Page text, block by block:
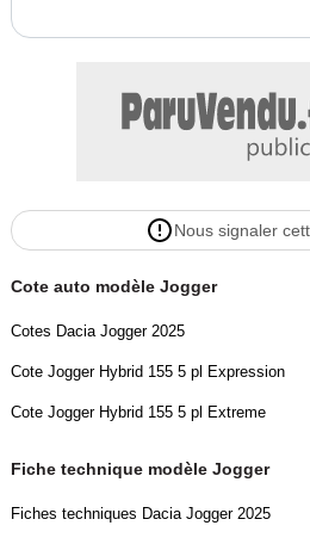
Vignette Crit’Air
Nous signaler
Cote auto modèle Jogger
Cotes Dacia Jogger 2025
Cote Jogger Hybrid 155 5 pl Expression
Cote Jogger Hybrid 155 5 pl Extreme
Fiche technique modèle Jogger
Fiches techniques Dacia Jogger 2025